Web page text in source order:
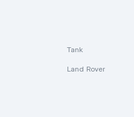
Tank
Land Rover